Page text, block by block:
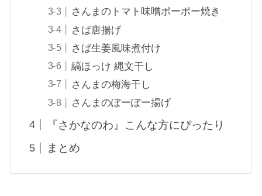
さんまのトマト味噌ポーポー焼き
さば唐揚げ
さば生姜風味煮付け
縞ほっけ 縄文干し
さんまの梅海干し
さんまのぽーぽー揚げ
『さかなのわ』こんな方にぴったり
まとめ